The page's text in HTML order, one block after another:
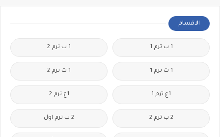
الاقسام
1 ب ترم 1 1 ب ترم 2
1 ث ترم 1 1 ث ترم 2
1ع ترم 1 1ع ترم 2
2 ب ترم 2 2 ب ترم اول